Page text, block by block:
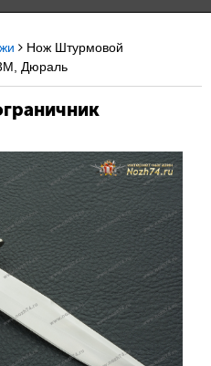
Нож Штурмовой
Дюраль